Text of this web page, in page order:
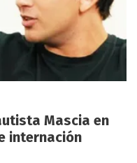
Mascia en
internación